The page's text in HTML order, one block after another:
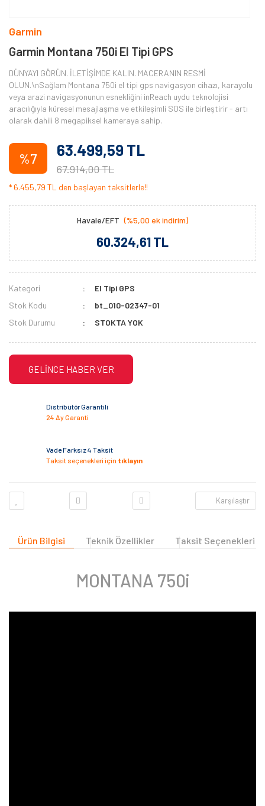
Garmin
Garmin Montana 750i El Tipi GPS
DÜNYAYI GÖRÜN. İLETİŞİMDE KALIN. MACERANIN RESMİ
OLUN.\nSağlam Montana 750i el tipi gps navigasyon cihazı, karayolu
veya arazi navigasyonunun esnekliğini inReach uydu teknolojisi
aracılığıyla küresel mesajlaşma ve etkileşimli SOS ile birleştirir - artı
olarak dahili 8 megapiksel kameraya sahip.
%7 63.499,59 TL
67.914,00 TL
* 6.455,79 TL den başlayan taksitlerle!!
Havale/EFT (%5,00 ek indirim)
60.324,61 TL
Kategori
El Tipi GPS
Stok Kodu
bt_010-02347-01
Stok Durumu
STOKTA YOK
GELİNCE HABER VER
Distribütör Garantili
24 Ay Garanti
Vade Farksız 4 Taksit
Taksit seçenekleri için tıklayın
Karşılaştır
Ürün Bilgisi Teknik Özellikler Taksit Seçenekleri
MONTANA 750i